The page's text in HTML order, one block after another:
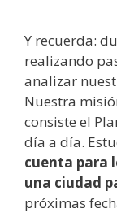
Y recuerda:
realizando
analizar
Nuestra
consiste el
día a día.
cuenta para
una ciudad
próximas